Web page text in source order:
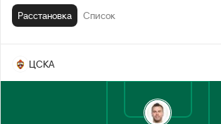
1-й тайм
Расстановка Список
ЦСКА